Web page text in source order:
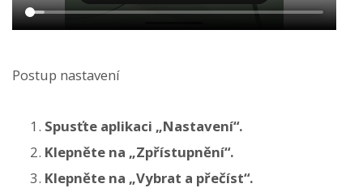
Postup nastavení
Spusťte aplikaci „Nastavení“.
Klepněte na „Zpřístupnění“.
Klepněte na „Vybrat a přečíst“.